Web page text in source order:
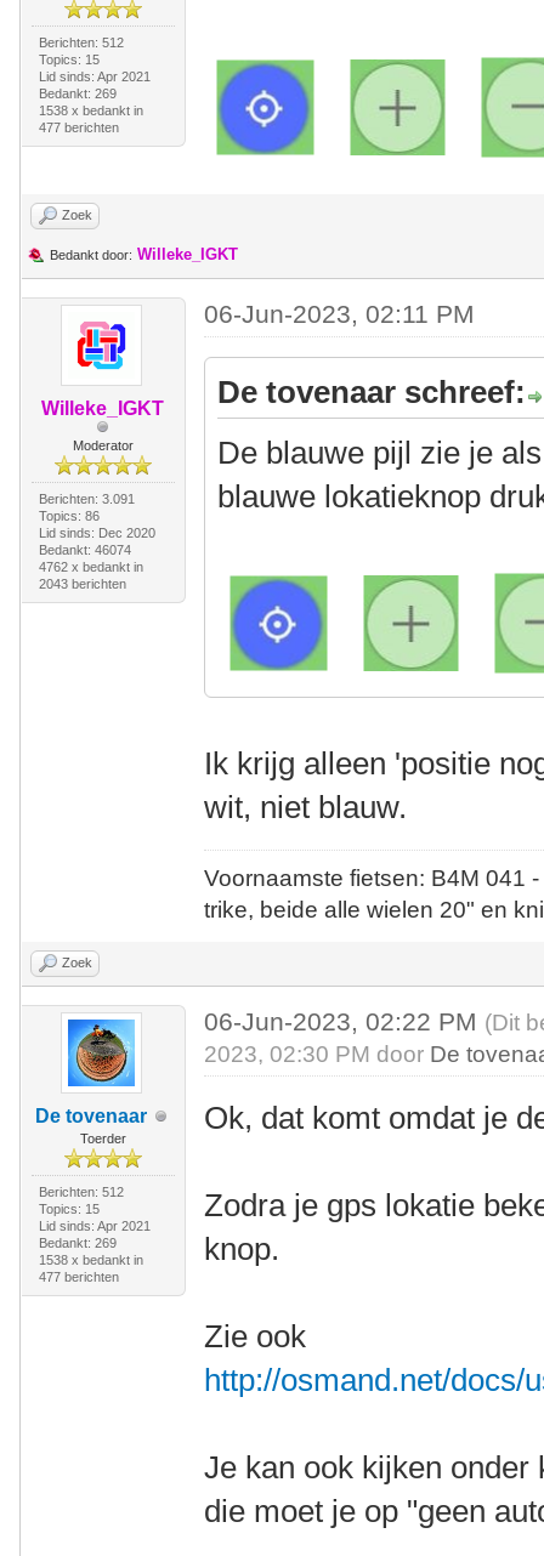
Berichten: 512
Topics: 15
Lid sinds: Apr 2021
Bedankt: 269
1538 x bedankt in
477 berichten
Zoek
Bedankt door: Willeke_IGKT
Willeke_IGKT
Moderator
Berichten: 3.091
Topics: 86
Lid sinds: Dec 2020
Bedankt: 46074
4762 x bedankt in
2043 berichten
06-Jun-2023, 02:11 PM
De tovenaar schreef:
De blauwe pijl zie je
blauwe lokatieknop
Ik krijg alleen 'positie
wit, niet blauw.
Voornaamste fietsen: B4M
trike, beide alle wielen 20" en
Zoek
De tovenaar
Toerder
Berichten: 512
Topics: 15
Lid sinds: Apr 2021
Bedankt: 269
1538 x bedankt in
477 berichten
06-Jun-2023, 02:22 PM (Dit
2023, 02:30 PM door De
Ok, dat komt omdat je
Zodra je gps lokatie
knop.
Zie ook
http://osmand.net/docs/
Je kan ook kijken
die moet je op "geen